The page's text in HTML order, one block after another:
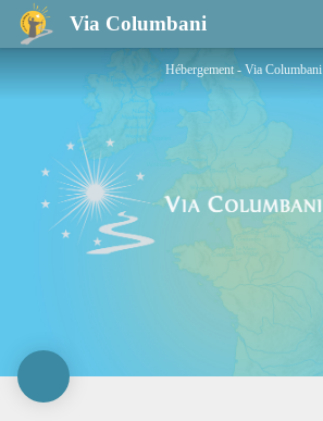
Via Columbani
La Croix Blanche à Fontevraud l’Abbaye
Hébergement - Via Columbani